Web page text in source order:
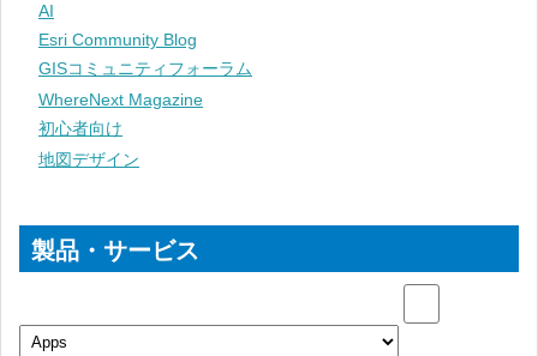
AI
Esri Community Blog
GISコミュニティフォーラム
WhereNext Magazine
初心者向け
地図デザイン
製品・サービス